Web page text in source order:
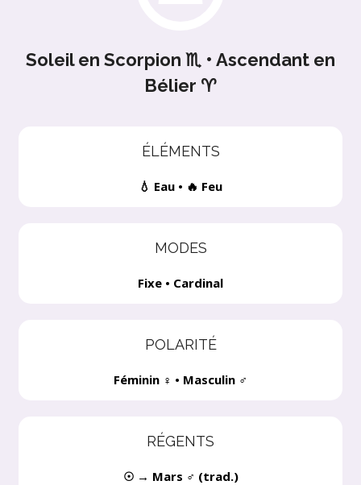
Soleil en Scorpion ♏ • Ascendant en
Bélier ♈
ÉLÉMENTS
💧 Eau • 🔥 Feu
MODES
Fixe • Cardinal
POLARITÉ
Féminin ♀ • Masculin ♂
RÉGENTS
☉ → Mars ♂ (trad.)